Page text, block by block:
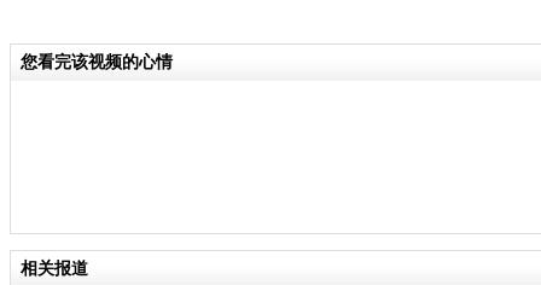
您看完该视频的心情
相关报道